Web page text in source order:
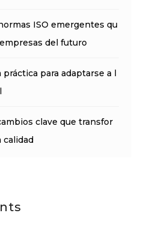
ISO emergentes qu
del futuro
práctica para adaptarse a l
clave que transfor
calidad